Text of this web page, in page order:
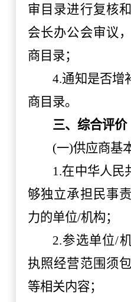
审目录进行复核
会长办公会审议
商目录；
4.通知是否增
商目录。
三、综合评价
(一)供应商基
1.在中华人民
够独立承担民事
力的单位/机构；
2.参选单位/
执照经营范围须
等相关内容；